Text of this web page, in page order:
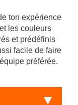
ton expérience
les couleurs
et prédéfinis
facile de faire
préférée.